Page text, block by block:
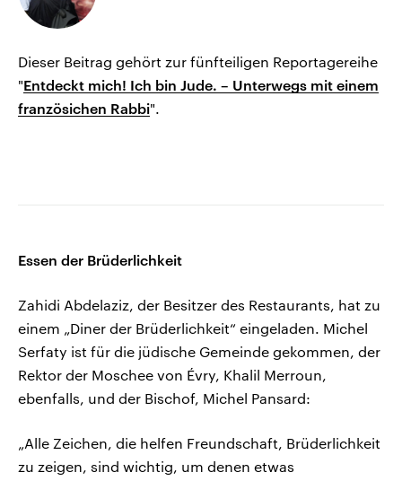
Dieser Beitrag gehört zur fünfteiligen Reportagereihe
"Entdeckt mich! Ich bin Jude. – Unterwegs mit einem
französichen Rabbi".
Essen der Brüderlichkeit
Zahidi Abdelaziz, der Besitzer des Restaurants, hat zu
einem „Diner der Brüderlichkeit“ eingeladen. Michel
Serfaty ist für die jüdische Gemeinde gekommen, der
Rektor der Moschee von Évry, Khalil Merroun,
ebenfalls, und der Bischof, Michel Pansard:
„Alle Zeichen, die helfen Freundschaft, Brüderlichkeit
zu zeigen, sind wichtig, um denen etwas